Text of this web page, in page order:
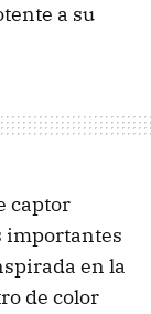
a su
captor
importantes
en la
de color